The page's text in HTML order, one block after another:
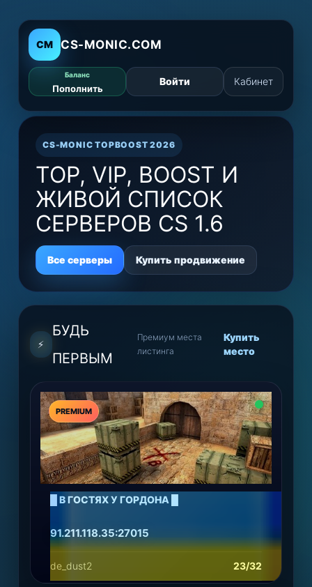
CM CS-MONIC.COM
Баланс
Пополнить
Войти Кабинет
CS-MONIC TOPBOOST 2026
TOP, VIP, BOOST И
ЖИВОЙ СПИСОК
СЕРВЕРОВ CS 1.6
Все серверы Купить продвижение
⚡
БУДЬ
ПЕРВЫМ
Премиум места
листинга
Купить
место
PREMIUM
█ В ГОСТЯХ У ГОРДОНА █
91.211.118.35:27015
de_dust2 23/32